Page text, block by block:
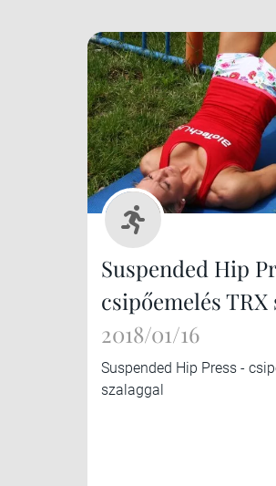
Suspended Hip
csipőemelés TRX
2018/01/16
Suspended Hip Press -
szalaggal